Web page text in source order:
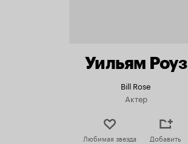
Уильям Роуз
Bill Rose
Актер
Любимая звезда Добавить